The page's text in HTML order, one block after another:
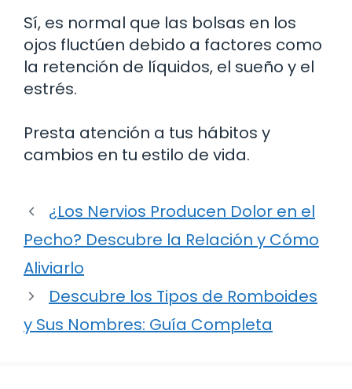
Sí, es normal que las bolsas en los
ojos fluctúen debido a factores como
la retención de líquidos, el sueño y el
estrés.
Presta atención a tus hábitos y
cambios en tu estilo de vida.
¿Los Nervios Producen Dolor en el
Pecho? Descubre la Relación y Cómo
Aliviarlo
Descubre los Tipos de Romboides
y Sus Nombres: Guía Completa